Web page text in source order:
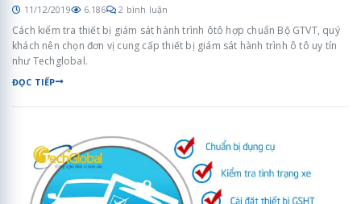
11/12/2019 6.186 2 bình luận
Cách kiểm tra thiết bị giám sát hành trình ôtô hợp chuẩn Bộ GTVT, quý
khách nên chọn đơn vị cung cấp thiết bị giám sát hành trình ô tô uy tín
như Techglobal.
ĐỌC TIẾP